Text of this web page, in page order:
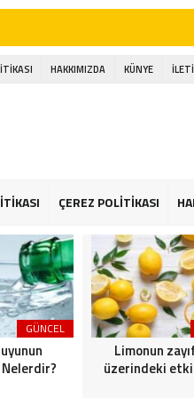
HAKKIMIZDA KÜNYE
ÇEREZ POLİTİKASI
GÜNCEL
Limonun
üzerindeki